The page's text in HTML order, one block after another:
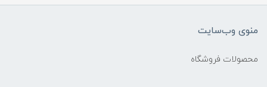
منوی وب‌سایت
محصولات فروشگاه